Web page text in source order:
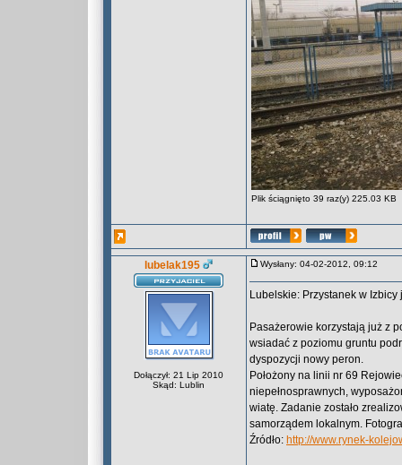
Plik ściągnięto 39 raz(y) 225.03 KB
lubelak195
Dołączył: 21 Lip 2010
Skąd: Lublin
Wysłany: 04-02-2012, 09:12
Lubelskie: Przystanek w Izbicy
Pasażerowie korzystają już z
wsiadać z poziomu gruntu
dyspozycji nowy peron.
Położony na linii nr 69
niepełnosprawnych,
wiatę. Zadanie zostało
samorządem lokalnym.
Źródło: http://www.rynek-